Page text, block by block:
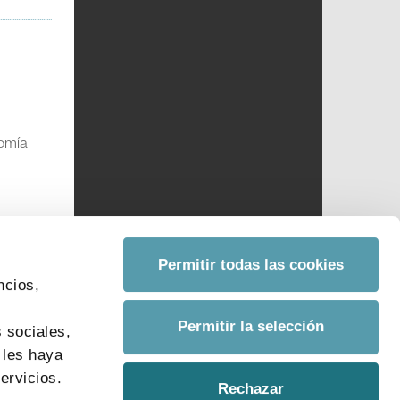
sociales,
haya
Permitir todas las cookies
Permitir la selección
Rechazar